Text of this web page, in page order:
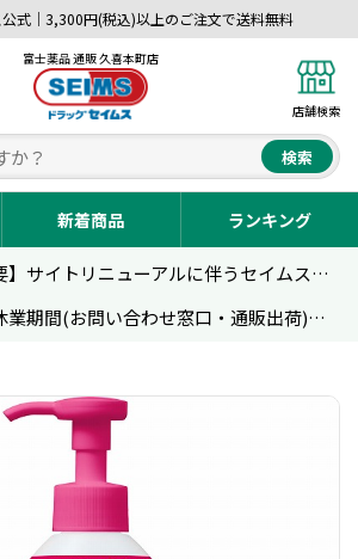
式｜3,300円(税込)以上のご注文で送料無料
富士薬品 通販 久喜本町店
店舗検索
検索
新着商品 ランキング
【重要】サイトリニューアルに伴うセイムス通販のご利用について
夏季休業期間(お問い合わせ窓口・通販出荷)のお知らせ